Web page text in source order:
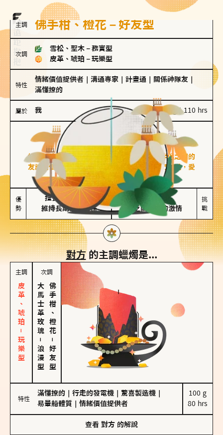
主調 佛手柑、橙花－好友型
次調
雪松、聖木 － 務實型
皮革、琥珀 － 玩樂型
特性
情緒價值提供者 溝通專家 計畫通 關係神隊友
滿懂撩的
屬於 我 100 g｜110 hrs
好友型
佛手柑、橙花
好友型的人喜歡分享生活中的點滴，重視與伴侶之間的
友誼和信任，穩定感是重要的關鍵詞。對他們來說，愛
情是心靈深處的共鳴和理解。
優
勢
擅長聆聽與溝通
維持長期穩定關係
不喜歡變化
缺乏關係中的激情
挑
戰
對方的主調蠟燭是...
主調
皮革、琥珀－玩樂型
次調
大馬士革玫瑰
－
浪漫型
佛手柑、橙花
－
好友型
特性
滿懂撩的 行走的發電機 驚喜製造機
易暈船體質
情緒價值提供者
100 g
80 hrs
查看 對方 的解說